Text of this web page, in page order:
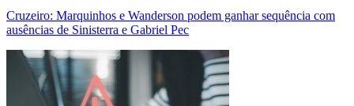
Cruzeiro: Marquinhos e Wanderson podem ganhar sequência com
ausências de Sinisterra e Gabriel Pec